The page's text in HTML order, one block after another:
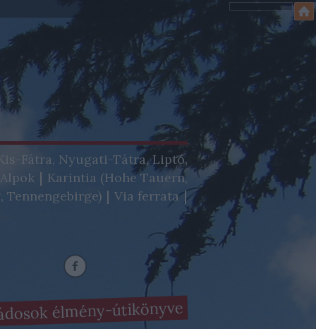
Kis-Fátra, Nyugati-Tátra, Liptó,
Karintia (Hohe Tauern,
Tennengebirge) Via ferrata
élmény-útikönyve